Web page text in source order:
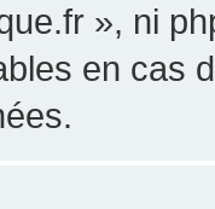
», ni
en cas